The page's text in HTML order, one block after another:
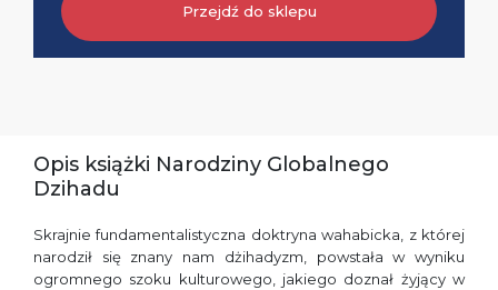
Przejdź do sklepu
Opis książki Narodziny Globalnego
Dzihadu
Skrajnie fundamentalistyczna doktryna wahabicka, z której
narodził się znany nam dżihadyzm, powstała w wyniku
ogromnego szoku kulturowego, jakiego doznał żyjący w